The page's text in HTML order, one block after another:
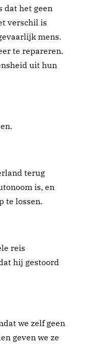
dat het geen
verschil is
mens.
te repareren.
uit hun
terug
is, en
te lossen.
reis
hij gestoord
we zelf geen
geven we ze